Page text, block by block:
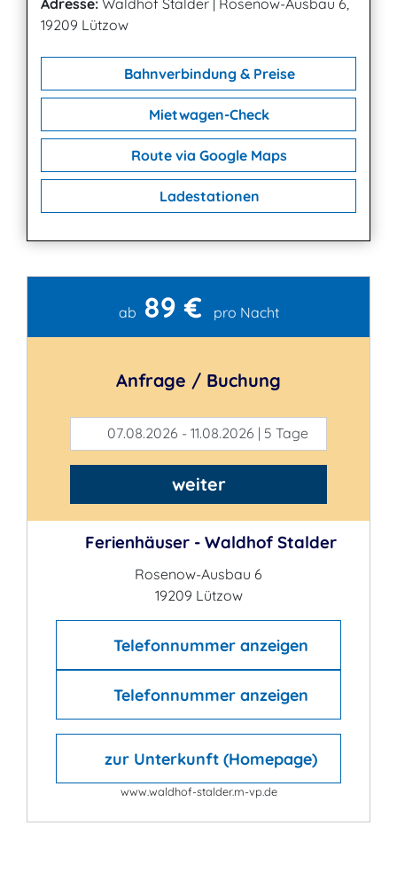
Adresse: Waldhof Stalder
Rosenow-Ausbau 6,
19209 Lützow
Bahnverbindung & Preise
Mietwagen-Check
Route via Google Maps
Ladestationen
Kontakt
ab 89 € pro Nacht
Anfrage / Buchung
07.08.2026 - 11.08.2026 | 5 Tage
weiter
Ferienhäuser - Waldhof Stalder
Rosenow-Ausbau 6
19209 Lützow
Telefonnummer anzeigen
Telefonnummer anzeigen
zur Unterkunft (Homepage)
www.waldhof-stalder.m-vp.de